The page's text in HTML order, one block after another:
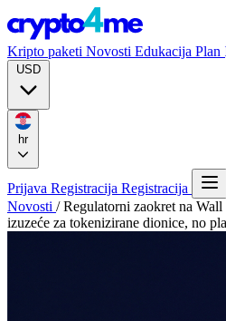
Kripto paketi Novosti Edukacija Plan
hr
Prijava Registracija Registracija
Novosti / Regulatorni zaokret na
izuzeće za tokenizirane dionice, no